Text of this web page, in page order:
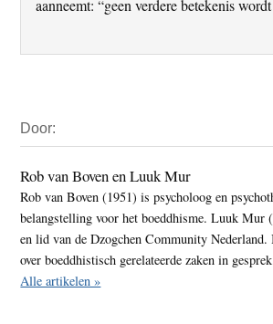
aanneemt: “geen verdere betekenis
Sidebar
Door:
Rob van Boven en Luuk Mur
Rob van Boven (1951) is psycholoog en
belangstelling voor het boeddhisme. Luuk Mur
en lid van de Dzogchen Community Nederland.
over boeddhistisch gerelateerde zaken in
Alle artikelen »